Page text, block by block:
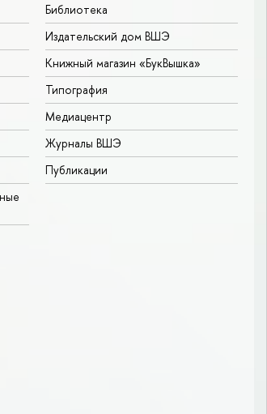
Библиотека
Издательский дом ВШЭ
Книжный магазин «БукВышка»
Типография
Медиацентр
Журналы ВШЭ
Публикации